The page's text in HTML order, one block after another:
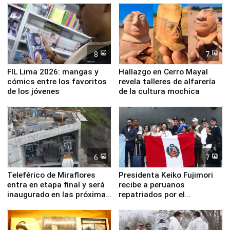
8
FIL Lima 2026: mangas y
cómics entre los favoritos
de los jóvenes
7
Hallazgo en Cerro Mayal
revela talleres de alfarería
de la cultura mochica
6
Teleférico de Miraflores
entra en etapa final y será
inaugurado en las próximas
7
Presidenta Keiko Fujimori
recibe a peruanos
repatriados por el